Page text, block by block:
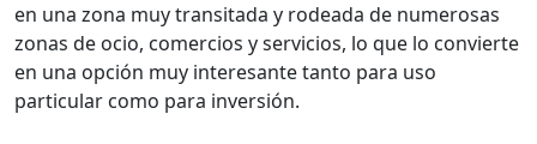
en una zona muy transitada y rodeada de numerosas
zonas de ocio, comercios y servicios, lo que lo convierte
en una opción muy interesante tanto para uso
particular como para inversión.